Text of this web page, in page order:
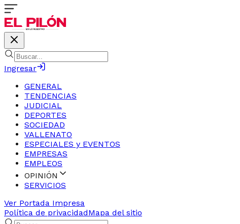
Ingresar
GENERAL
TENDENCIAS
JUDICIAL
DEPORTES
SOCIEDAD
VALLENATO
ESPECIALES y EVENTOS
EMPRESAS
EMPLEOS
OPINIÓN
SERVICIOS
Ver Portada Impresa
Política de privacidadMapa del sitio